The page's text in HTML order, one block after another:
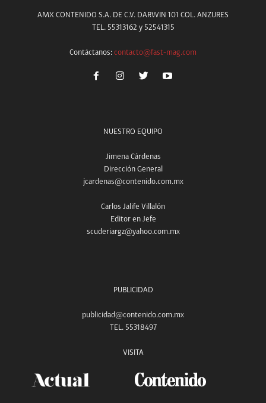
AMX CONTENIDO S.A. DE C.V. DARWIN 101 COL. ANZURES
TEL. 55313162 y 52541315
Contáctanos: contacto@fast-mag.com
NUESTRO EQUIPO
Jimena Cárdenas
Dirección General
jcardenas@contenido.com.mx
Carlos Jalife Villalón
Editor en Jefe
scuderiargz@yahoo.com.mx
PUBLICIDAD
publicidad@contenido.com.mx
TEL. 55318497
VISITA